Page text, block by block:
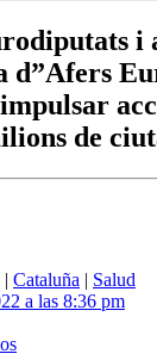
i
d”Afers
de
| Cataluña | Salud
a las 8:36 pm